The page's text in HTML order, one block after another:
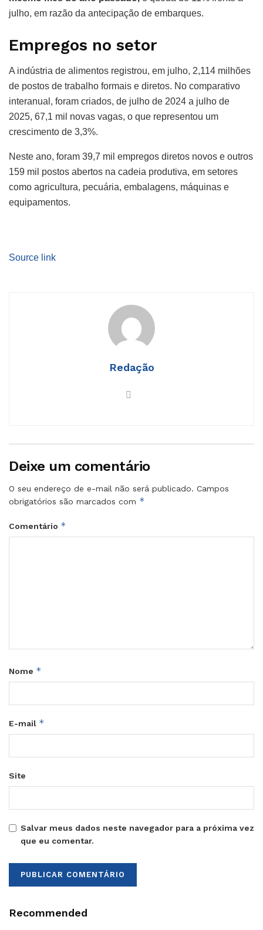
julho, em razão da antecipação de embarques.
Empregos no setor
A indústria de alimentos registrou, em julho, 2,114 milhões
de postos de trabalho formais e diretos. No comparativo
interanual, foram criados, de julho de 2024 a julho de
2025, 67,1 mil novas vagas, o que representou um
crescimento de 3,3%.
Neste ano, foram 39,7 mil empregos diretos novos e outros
159 mil postos abertos na cadeia produtiva, em setores
como agricultura, pecuária, embalagens, máquinas e
equipamentos.
Source link
Redação
Deixe um comentário
O seu endereço de e-mail não será publicado. Campos
obrigatórios são marcados com *
Comentário *
Nome *
E-mail *
Site
Salvar meus dados neste navegador para a próxima vez
que eu comentar.
Recommended